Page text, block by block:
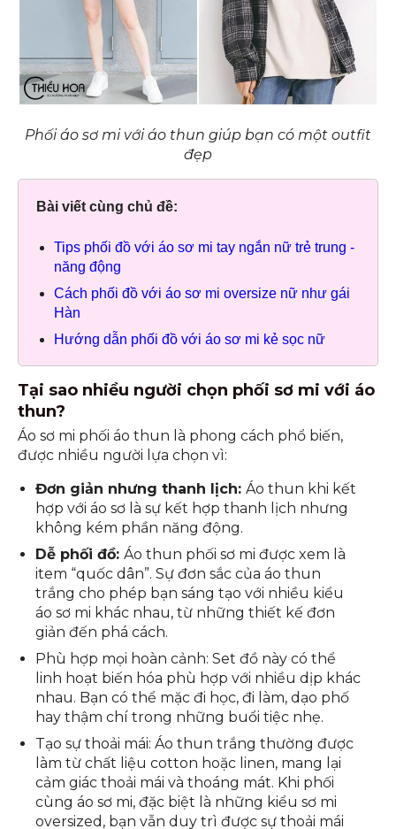
Phối áo sơ mi với áo thun giúp bạn có một outfit
đẹp
Bài viết cùng chủ đề:
Tips phối đồ với áo sơ mi tay ngắn nữ trẻ trung -
năng động
Cách phối đồ với áo sơ mi oversize nữ như gái
Hàn
Hướng dẫn phối đồ với áo sơ mi kẻ sọc nữ
Tại sao nhiều người chọn phối sơ mi với áo
thun?
Áo sơ mi phối áo thun là phong cách phổ biến,
được nhiều người lựa chọn vì:
Đơn giản nhưng thanh lịch: Áo thun khi kết
hợp với áo sơ là sự kết hợp thanh lịch nhưng
không kém phần năng động.
Dễ phối đồ: Áo thun phối sơ mi được xem là
item “quốc dân”. Sự đơn sắc của áo thun
trắng cho phép bạn sáng tạo với nhiều kiểu
áo sơ mi khác nhau, từ những thiết kế đơn
giản đến phá cách.
Phù hợp mọi hoàn cảnh: Set đồ này có thể
linh hoạt biến hóa phù hợp với nhiều dịp khác
nhau. Bạn có thể mặc đi học, đi làm, dạo phố
hay thậm chí trong những buổi tiệc nhẹ.
Tạo sự thoải mái: Áo thun trắng thường được
làm từ chất liệu cotton hoặc linen, mang lại
cảm giác thoải mái và thoáng mát. Khi phối
cùng áo sơ mi, đặc biệt là những kiểu sơ mi
oversized, bạn vẫn duy trì được sự thoải mái